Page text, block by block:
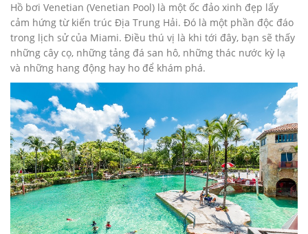
Hồ bơi Venetian (Venetian Pool) là một ốc đảo xinh đẹp lấy
cảm hứng từ kiến trúc Địa Trung Hải. Đó là một phần độc đáo
trong lịch sử của Miami. Điều thú vị là khi tới đây, bạn sẽ thấy
những cây cọ, những tảng đá san hô, những thác nước kỳ lạ
và những hang động hay ho để khám phá.